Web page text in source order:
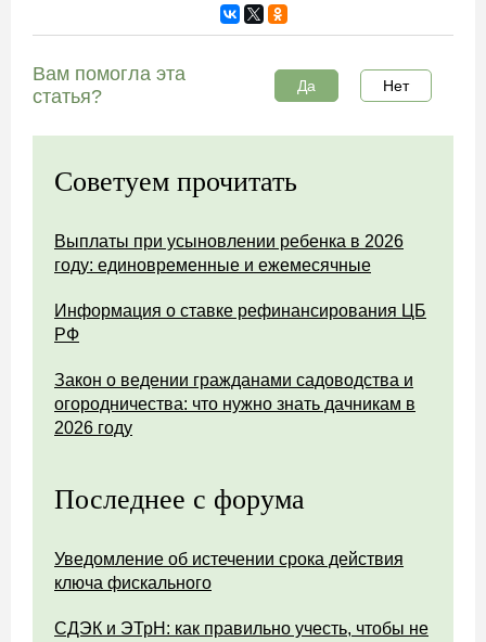
Вам помогла эта
статья?
Да Нет
Советуем прочитать
Выплаты при усыновлении ребенка в 2026
году: единовременные и ежемесячные
Информация о ставке рефинансирования ЦБ
РФ
Закон о ведении гражданами садоводства и
огородничества: что нужно знать дачникам в
2026 году
Последнее с форума
Уведомление об истечении срока действия
ключа фискального
СДЭК и ЭТрН: как правильно учесть, чтобы не